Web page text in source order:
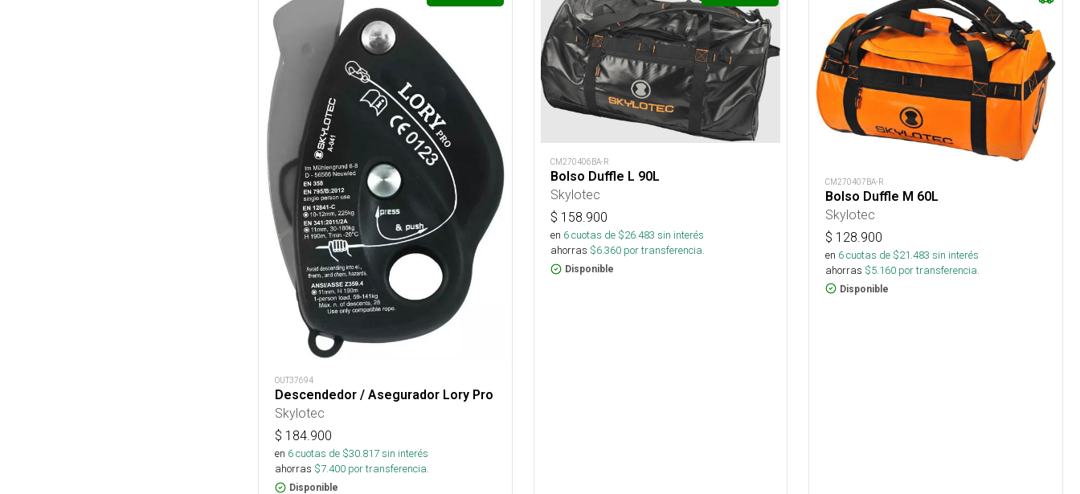
OUT37694
Descendedor / Asegurador Lory Pro
Skylotec
$ 184.900
en 6cuotas de $30.817sin interés
ahorras $7.400 por transferencia.
Disponible
CM270406BA-R
Bolso Duffle L 90L
Skylotec
$ 158.900
en 6cuotas de $26.483 sin interés
ahorras $6.360por transferencia.
Disponible
CM270407BA-R
Bolso Duffle M 60L
Skylotec
$ 128.900
en 6cuotas de $21.483 sin interés
ahorras $5.160 por transferencia.
Disponible